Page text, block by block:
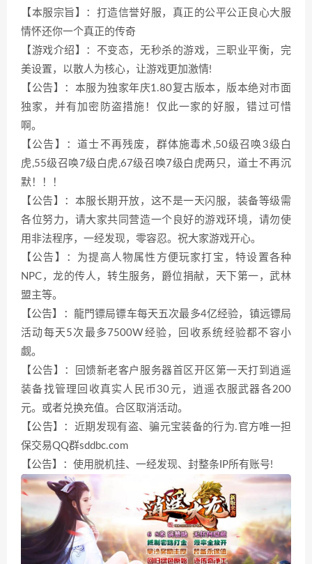
【本服宗旨】：打造信誉好服，真正的公平公正良心大服
情怀还你一个真正的传奇
【游戏介绍】：不变态，无秒杀的游戏，三职业平衡，完
美设置，以散人为核心，让游戏更加激情!
【公告】：本服为独家年庆1.80复古版本，版本绝对市面
独家，并有加密防盗措施！仅此一家的好服，错过可惜
啊。
【公告】：道士不再残废，群体施毒术,50级召唤3级白
虎,55级召唤7级白虎,67级召唤7级白虎两只，道士不再沉
默！！！
【公告】：本服长期开放，这不是一天闪服，装备等级需
各位努力，请大家共同营造一个良好的游戏环境，请勿使
用非法程序，一经发现，零容忍。祝大家游戏开心。
【公告】：为提高人物属性方便玩家打宝，特设置各种
NPC，龙的传人，转生服务，爵位捐献，天下第一，武林
盟主等。
【公告】：龍門镖局镖车每天五次最多4亿经验，镇远镖局
活动每天5次最多7500W经验，回收系统经验都不容小
觑。
【公告】：回馈新老客户服务器首区开区第一天打到逍遥
装备找管理回收真实人民币30元，逍遥衣服武器各200
元。或者兑换充值。合区取消活动。
【公告】：近期发现有盗、骗元宝装备的行为.官方唯一担
保交易QQ群sddbc.com
【公告】：使用脱机挂、一经发现、封整条IP所有账号!